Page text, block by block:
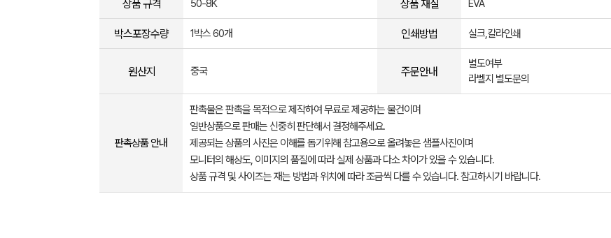
상품 규격 50-8K 상품 재질 EVA
박스포장수량 1박스 60개 인쇄방법 실크,칼라인쇄
원산지 중국 주문안내
별도여부
라벨지 별도문의
판촉상품 안내
판촉물은 판촉을 목적으로 제작하여 무료로 제공하는 물건이며
일반상품으로 판매는 신중히 판단해서 결정해주세요.
제공되는 상품의 사진은 이해를 돕기위해 참고용으로 올려놓은 샘플사진이며
모니터의 해상도, 이미지의 품질에 따라 실제 상품과 다소 차이가 있을 수 있습니다.
상품 규격 및 사이즈는 재는 방법과 위치에 따라 조금씩 다를 수 있습니다. 참고하시기 바랍니다.